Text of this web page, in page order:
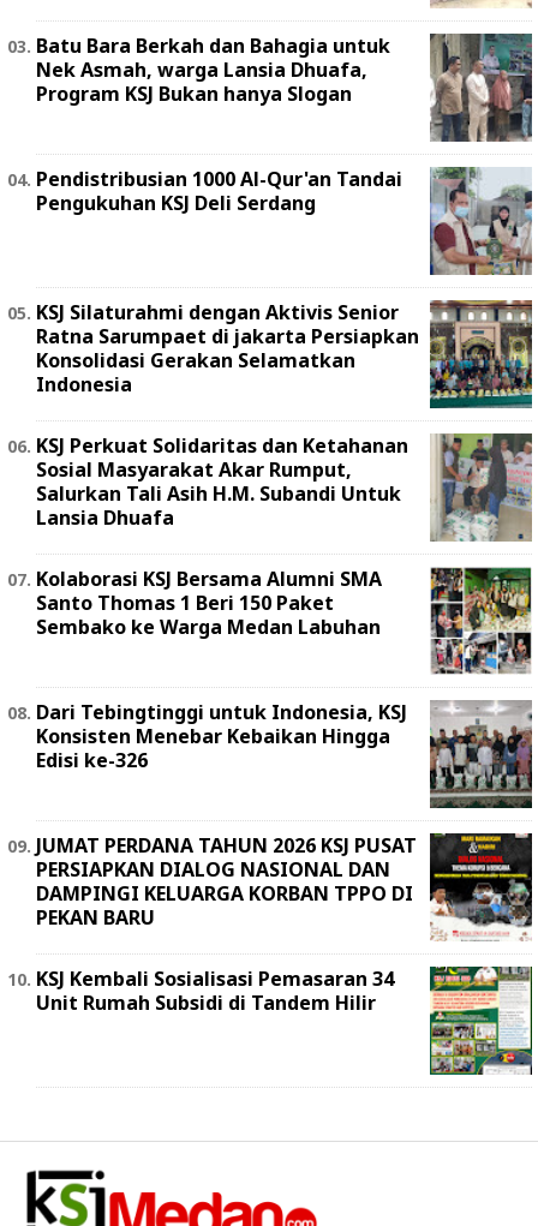
Batu Bara Berkah dan Bahagia untuk
Nek Asmah, warga Lansia Dhuafa,
Program KSJ Bukan hanya Slogan
Pendistribusian 1000 Al-Qur'an Tandai
Pengukuhan KSJ Deli Serdang
KSJ Silaturahmi dengan Aktivis Senior
Ratna Sarumpaet di jakarta Persiapkan
Konsolidasi Gerakan Selamatkan
Indonesia
KSJ Perkuat Solidaritas dan Ketahanan
Sosial Masyarakat Akar Rumput,
Salurkan Tali Asih H.M. Subandi Untuk
Lansia Dhuafa
Kolaborasi KSJ Bersama Alumni SMA
Santo Thomas 1 Beri 150 Paket
Sembako ke Warga Medan Labuhan
Dari Tebingtinggi untuk Indonesia, KSJ
Konsisten Menebar Kebaikan Hingga
Edisi ke-326
JUMAT PERDANA TAHUN 2026 KSJ PUSAT
PERSIAPKAN DIALOG NASIONAL DAN
DAMPINGI KELUARGA KORBAN TPPO DI
PEKAN BARU
KSJ Kembali Sosialisasi Pemasaran 34
Unit Rumah Subsidi di Tandem Hilir